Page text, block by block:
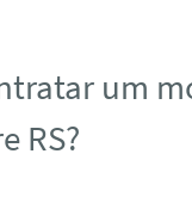
um
RS?